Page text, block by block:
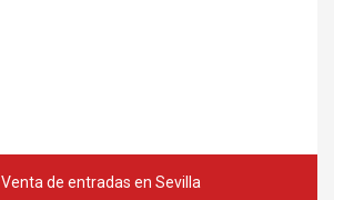
Venta de entradas en Sevilla